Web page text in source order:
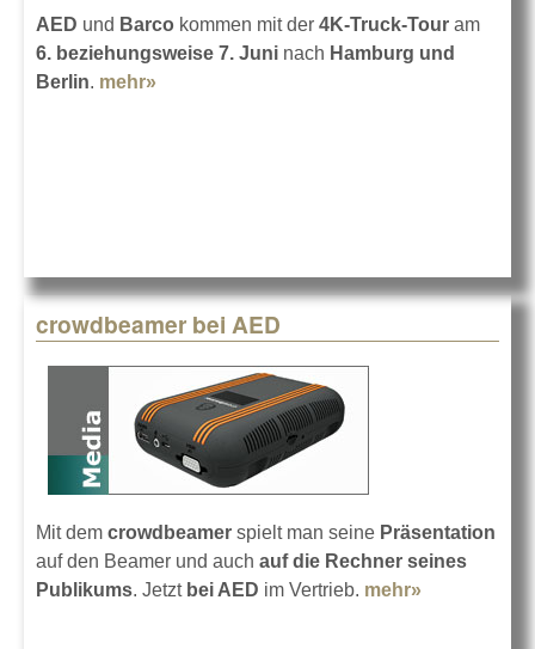
AED und Barco kommen mit der 4K-Truck-Tour am
6. beziehungsweise 7. Juni nach Hamburg und
Berlin. mehr»
crowdbeamer bei AED
Mit dem crowdbeamer spielt man seine Präsentation
auf den Beamer und auch auf die Rechner seines
Publikums. Jetzt bei AED im Vertrieb. mehr»